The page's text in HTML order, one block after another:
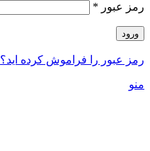
رمز عبور *
ورود
رمز عبور را فراموش کرده اید؟
منو